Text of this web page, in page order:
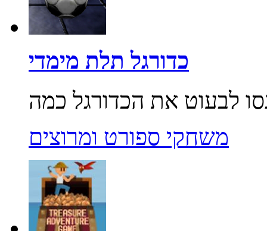
כדורגל תלת מימדי
משחקי ספורט ומרוצים